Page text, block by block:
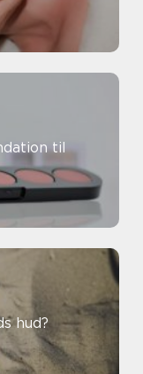
til
hud?